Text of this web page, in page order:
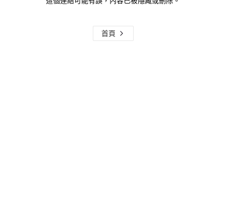
首頁